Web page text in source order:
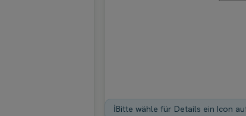
ℹ️Bitte wähle für Details ein Icon